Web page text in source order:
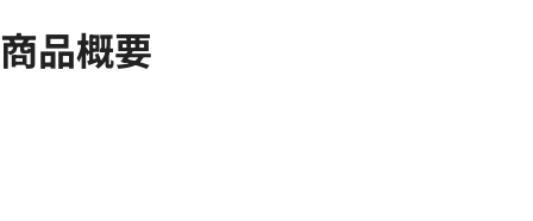
商品概要